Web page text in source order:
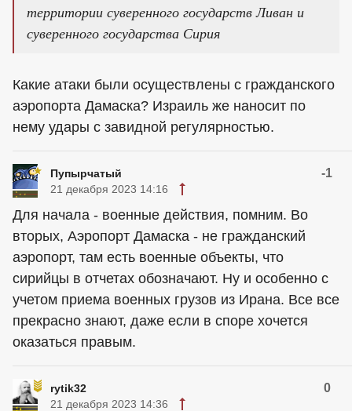
территории суверенного государств Ливан и
суверенного государства Сирия
Какие атаки были осуществлены с гражданского
аэропорта Дамаска? Израиль же наносит по
нему удары с завидной регулярностью.
Пупырчатый -1
21 декабря 2023 14:16
Для начала - военные действия, помним. Во
вторых, Аэропорт Дамаска - не гражданский
аэропорт, там есть военные объекты, что
сирийцы в отчетах обозначают. Ну и особенно с
учетом приема военных грузов из Ирана. Все все
прекрасно знают, даже если в споре хочется
оказаться правым.
rytik32 0
21 декабря 2023 14:36